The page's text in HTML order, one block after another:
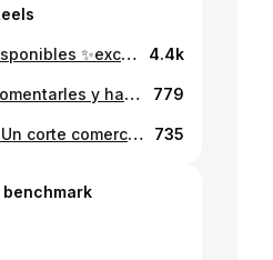
Nuevas placas disponibles ✨exclusivamente✨ para el OPEN STUDIO este Sabado 18 de junio! Lleguen a PH. La Reina en obarrio desde las 2 pm a ver, compartir y comprar arte yeyo BBB❤️‍🔥 No te lo pierdas💥 4.4k
Fotos cute para comentarles y hacer un llamado a mis lesbians, mis bisexual queeens, they/thems, y en general todas las/les queer galss en panama porque tengo un formulario en el LINK de mi bio que recopila información sobre las mujeres y personas no binarias queer en panama. Esta información quiere crear una especie de proyecto piloto para un censo que quisiera hacer en el futuro pero también es una manera de buscar y seleccionar candidates para un proyecto de retratos (en oleo asi pintados todos pritii) para ser mostrados en el MAC en enero del 2023. Si te gustaría ser parte, plis llena mi form🫶🏼 pronto empieza la fase de producción de obra y me encantaría darle espacio y visibilidad a un grupo diverso de personas a través de mis retratos💫✨ Gracias @milkowdelgado por las fotitos💖 779
⚡️Feliiiiiz Martes⚡️ Un corte comercial por acá para promocionarme😂 👉🏼Te gusta mi trabajo y te gustaria apoyar o invertir en una pieza? 1- Puedes ver el catalogo de esculturas disponibles (LINK en mi bio “Systemas y Entidades - Expresioneta VOL. 1) 2-Puedes comprar en mi tiendita de cuanto que tiene piezas desde $15 (LINK en mi bio “Tiendita (Cuanto App) / Shop”) 3-Puedes comisionar un retrato (mascotas/personas) I- Lapiz de color sobre papel 9” x 12” $100 II- Acrilico sobre canvas 20” x 16” $300 ✨También puedes asistir a mi conversatorio este jueves 19 de mayo (Tacos La Neta de San Francisco, 8 PM) o donar a través de mi “Buy me a cup of coffee” (LINK en mi bio) 💗Como siempre, estoy eternamente agradecida por todo su apoyo, por cada vez que comparten y compran mi trabajo💗 You make all of this possible!💫🌈 Gracias a @abstractica.art por tomarme esta foto durante la producción de “La Voz Visual”❤️‍🔥 (Que si no han ido al Parque Omar a ver los murales NO se que están esperanda👀) 735
benchmark